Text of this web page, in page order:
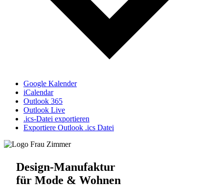
Google Kalender
iCalendar
Outlook 365
Outlook Live
.ics-Datei exportieren
Exportiere Outlook .ics Datei
Design-Manufaktur
für Mode & Wohnen